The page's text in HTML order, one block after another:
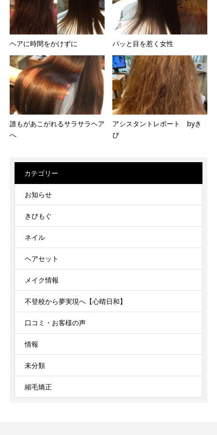
ヘアに時間をかけずに パッと目を惹く女性
誰もがあこがれるサラサラヘア
へ
アシスタントレポート byき
び
カテゴリー
お知らせ
きびもぐ
ネイル
ヘアセット
メイク情報
不登校から夢実現へ【心晴日和】
口コミ・お客様の声
情報
未分類
縮毛矯正